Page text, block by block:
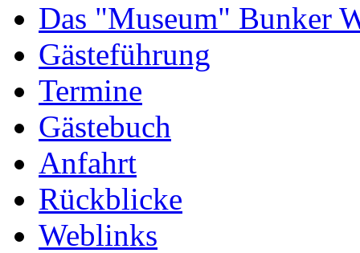
Das "Museum" Bunker
Gästeführung
Termine
Gästebuch
Anfahrt
Rückblicke
Weblinks